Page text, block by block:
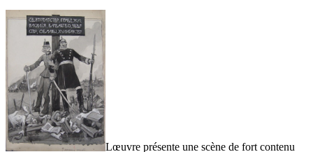
Lœuvre présente une scène de fort contenu